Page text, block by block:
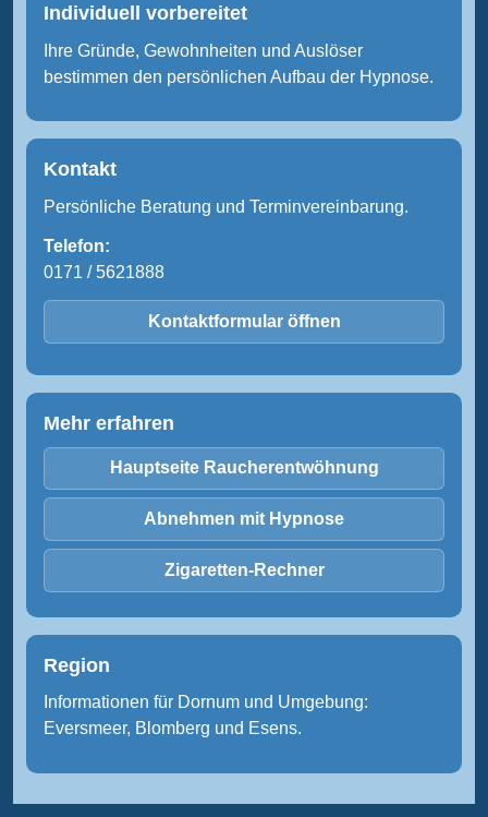
Individuell vorbereitet
Ihre Gründe, Gewohnheiten und Auslöser
bestimmen den persönlichen Aufbau der Hypnose.
Kontakt
Persönliche Beratung und Terminvereinbarung.
Telefon:
0171 / 5621888
Kontaktformular öffnen
Mehr erfahren
Hauptseite Raucherentwöhnung
Abnehmen mit Hypnose
Zigaretten-Rechner
Region
Informationen für Dornum und Umgebung:
Eversmeer, Blomberg und Esens.